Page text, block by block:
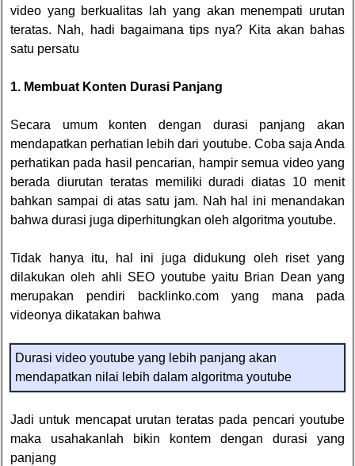
video yang berkualitas lah yang akan menempati urutan
teratas. Nah, hadi bagaimana tips nya? Kita akan bahas
satu persatu
1. Membuat Konten Durasi Panjang
Secara umum konten dengan durasi panjang akan
mendapatkan perhatian lebih dari youtube. Coba saja Anda
perhatikan pada hasil pencarian, hampir semua video yang
berada diurutan teratas memiliki duradi diatas 10 menit
bahkan sampai di atas satu jam. Nah hal ini menandakan
bahwa durasi juga diperhitungkan oleh algoritma youtube.
Tidak hanya itu, hal ini juga didukung oleh riset yang
dilakukan oleh ahli SEO youtube yaitu Brian Dean yang
merupakan pendiri backlinko.com yang mana pada
videonya dikatakan bahwa
Durasi video youtube yang lebih panjang akan
mendapatkan nilai lebih dalam algoritma youtube
Jadi untuk mencapat urutan teratas pada pencari youtube
maka usahakanlah bikin kontem dengan durasi yang
panjang